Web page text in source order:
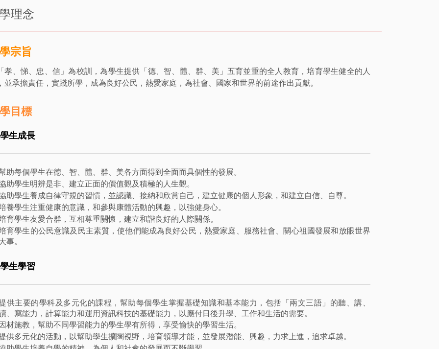
理念
宗旨
孝、悌、忠、信」為校訓，為學生提供「德、智、體、群、美」五育並重的全人教育，培育學生健全的人
並承擔責任，實踐所學，成為良好公民，熱愛家庭，為社會、國家和世界的前途作出貢獻。
目標
生成長
助每個學生在德、智、體、群、美各方面得到全面而具個性的發展。
助學生明辨是非、建立正面的價值觀及積極的人生觀。
助學生養成自律守規的習慣，並認識、接納和欣賞自己，建立健康的個人形象，和建立自信、自尊。
養學生注重健康的意識，和參與康體活動的興趣，以強健身心。
育學生友愛合群，互相尊重關懷，建立和諧良好的人際關係。
育學生的公民意識及民主素質，使他們能成為良好公民，熱愛家庭、服務社會、關心祖國發展和放眼世界
事。
生學習
供主要的學科及多元化的課程，幫助每個學生掌握基礎知識和基本能力，包括「兩文三語」的聽、講、
、寫能力，計算能力和運用資訊科技的基礎能力，以應付日後升學、工作和生活的需要。
材施教，幫助不同學習能力的學生學有所得，享受愉快的學習生活。
供多元化的活動，以幫助學生擴闊視野，培育領導才能，並發展潛能、興趣，力求上進，追求卓越。